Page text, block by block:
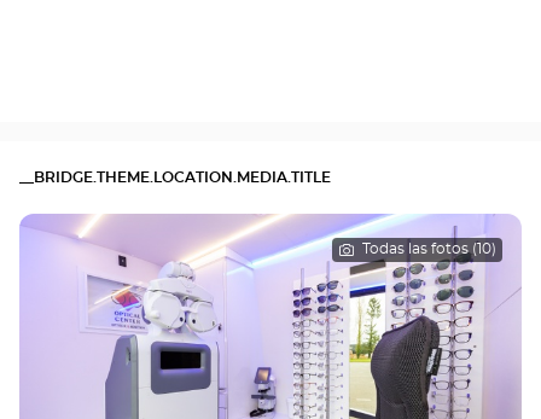
__BRIDGE.THEME.LOCATION.MEDIA.TITLE
Todas las fotos (10)